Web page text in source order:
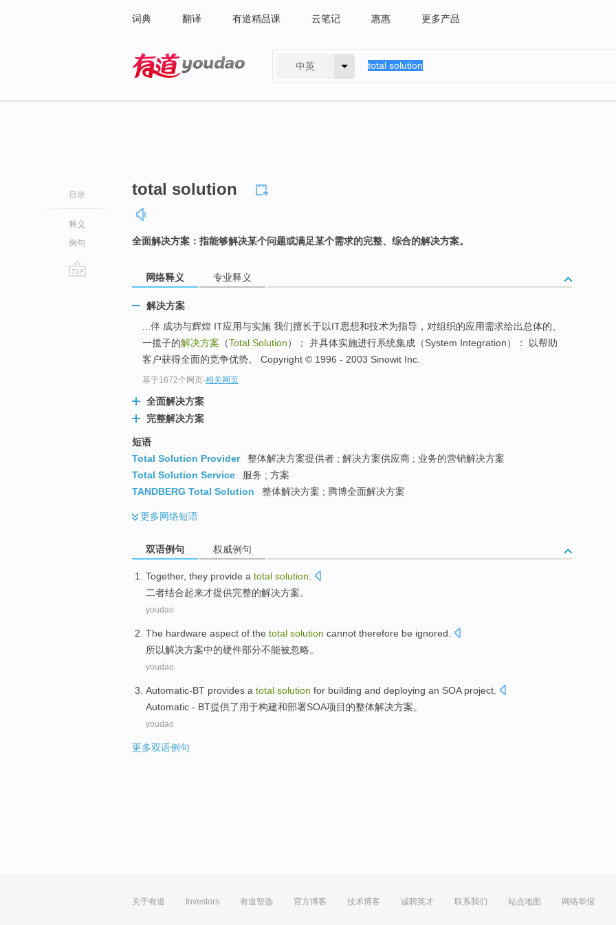
词典 翻译 有道精品课 云笔记 惠惠 更多产品
中英
目录
释义
例句
total solution
全面解决方案：指能够解决某个问题或满足某个需求的完整、综合的解决方案。
网络释义 专业释义
解决方案
...伴 成功与辉煌 IT应用与实施 我们擅长于以IT思想和技术为指导，对组织的应用需求给出总体的、
一揽子的解决方案 （Total Solution）； 并具体实施进行系统集成（System Integration）： 以帮助
客户获得全面的竞争优势。 Copyright © 1996 - 2003 Sinowit Inc.
基于1672个网页-相关网页
全面解决方案
完整解决方案
短语
Total Solution Provider
整体解决方案提供者 ; 解决方案供应商 ; 业务的营销解决方案
Total Solution Service
服务 ; 方案
TANDBERG Total Solution
整体解决方案 ; 腾博全面解决方案
更多网络短语
双语例句 权威例句
Together, they provide a total solution.
二者结合起来才提供完整的解决方案。
youdao
The hardware aspect of the total solution cannot therefore be ignored
所以解决方案中的硬件部分不能被忽略。
youdao
Automatic-BT provides a total solution for building and deploying an SOA project
Automatic - BT提供了 用于构建和部署SOA项目的整体解决方案。
youdao
更多双语例句
关于有道 Investors 有道智选 官方博客 技术博客 诚聘英才 联系我们 站点地图 网络举报